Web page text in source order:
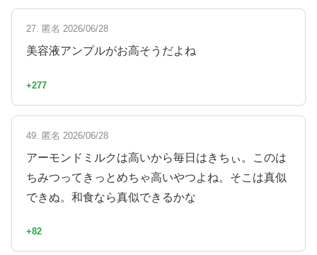
27. 匿名 2026/06/28
美容液アンプルがお高そうだよね
+277
49. 匿名 2026/06/28
アーモンドミルクは高いから毎日はきちぃ。このは
ちみつってきっとめちゃ高いやつよね。そこは真似
できぬ。和食なら真似できるかな
+82